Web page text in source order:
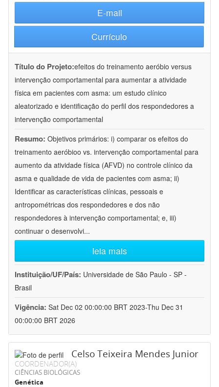
E-mail
Currículo
Título do Projeto:efeitos do treinamento aeróbio versus
intervenção comportamental para aumentar a atividade
física em pacientes com asma: um estudo clínico
aleatorizado e identificação do perfil dos respondedores a
intervenção comportamental
Resumo: Objetivos primários: i) comparar os efeitos do
treinamento aeróbioo vs. intervenção comportamental para
aumento da atividade física (AFVD) no controle clínico da
asma e qualidade de vida de pacientes com asma; ii)
Identificar as características clínicas, pessoais e
antropométricas dos respondedores e dos não
respondedores à intervenção comportamental; e, iii)
continuar o desenvolvi...
leia mais
Instituição/UF/País: Universidade de São Paulo - SP -
Brasil
Vigência: Sat Dec 02 00:00:00 BRT 2023-Thu Dec 31
00:00:00 BRT 2026
Celso Teixeira Mendes Junior
COORDENADOR(A)
CIÊNCIAS BIOLÓGICAS
Genética